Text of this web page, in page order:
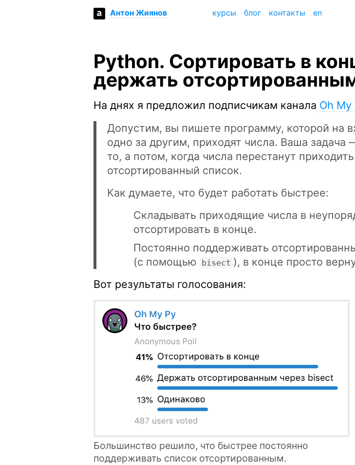
Антон Жиянов курсы блог контакты en
Python. Cортировать в
держать
На днях я предложил подписчикам канала Oh My
Допустим, вы пишете программу, которой на
одно за другим, приходят числа. Ваша задача
то, а потом, когда числа перестанут
отсортированный список.
Как думаете, что будет работать быстрее:
Складывать приходящие числа в
отсортировать в конце.
Постоянно поддерживать
(с помощью bisect ), в конце просто
Вот результаты голосования:
Большинство решило, что быстрее постоянно
поддерживать список отсортированным.